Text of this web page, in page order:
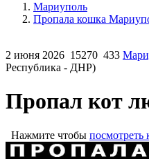
Мариуполь
Пропала кошка
2 июня 2026 15270 433
Республика - ДНР)
Пропал кот
Нажмите чтобы посмотреть